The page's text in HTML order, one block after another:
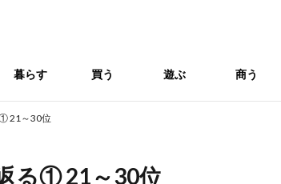
暮らす 買う 遊ぶ 商う
21～30位
る① 21～30位